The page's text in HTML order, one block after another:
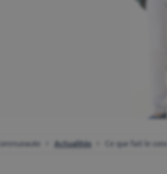
Communaute Actualités Ce que fait le